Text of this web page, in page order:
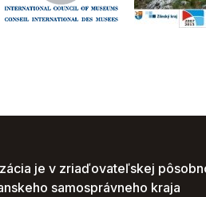
je v zriaďovateľskej
samosprávneho kraja